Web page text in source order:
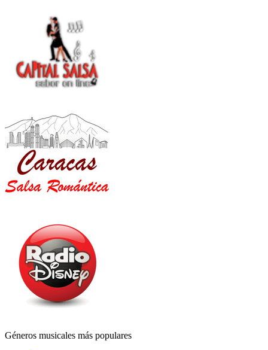
Géneros musicales más populares